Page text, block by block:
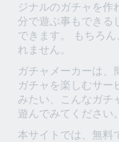
ジナルのガチャを作
分で遊ぶ事もできる
できます。 もちろ
れません。
ガチャメーカーは、
ガチャを楽しむサー
みたい、こんなガチ
遊んでみてください。
本サイトでは、無料